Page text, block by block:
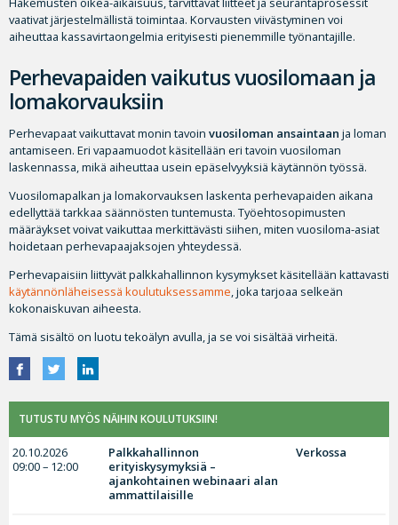
vaativat järjestelmällistä toimintaa. Korvausten viivästyminen voi
aiheuttaa kassavirtaongelmia erityisesti pienemmille työnantajille.
Perhevapaiden vaikutus vuosilomaan ja
lomakorvauksiin
Perhevapaat vaikuttavat monin tavoin vuosiloman ansaintaan ja loman
antamiseen. Eri vapaamuodot käsitellään eri tavoin vuosiloman
laskennassa, mikä aiheuttaa usein epäselvyyksiä käytännön työssä.
Vuosilomapalkan ja lomakorvauksen laskenta perhevapaiden aikana
edellyttää tarkkaa säännösten tuntemusta. Työehtosopimusten
määräykset voivat vaikuttaa merkittävästi siihen, miten vuosiloma-asiat
hoidetaan perhevapaajaksojen yhteydessä.
Perhevapaisiin liittyvät palkkahallinnon kysymykset käsitellään kattavasti
käytännönläheisessä koulutuksessamme, joka tarjoaa selkeän
kokonaiskuvan aiheesta.
Tämä sisältö on luotu tekoälyn avulla, ja se voi sisältää virheitä.
TUTUSTU MYÖS NÄIHIN KOULUTUKSIIN!
20.10.2026
09:00 – 12:00
Palkkahallinnon
erityiskysymyksiä –
ajankohtainen webinaari alan
ammattilaisille
Verkossa